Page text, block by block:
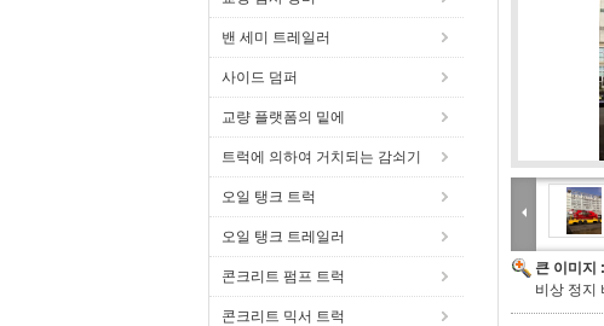
밴 세미 트레일러
사이드 덤퍼
교량 플랫폼의 밑에
트럭에 의하여 거치되는 감쇠기
오일 탱크 트럭
오일 탱크 트레일러
콘크리트 펌프 트럭
콘크리트 믹서 트럭
큰 이미지 :
비상 정지